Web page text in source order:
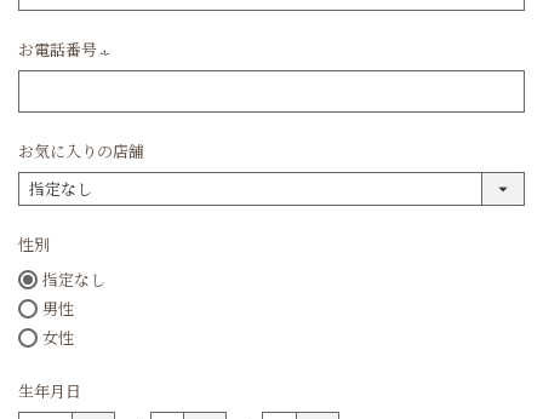
お電話番号
須)
お気に入りの店舗
性別
指定なし
男性
女性
生年月日